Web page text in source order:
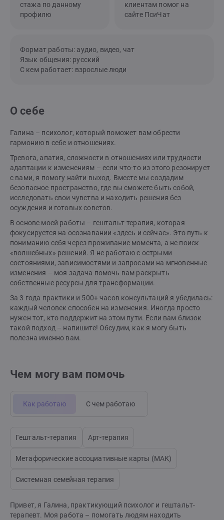
стажа по данному
профилю
клиентам помог на
сайте ПсиЧат
Формат работы: аудио, видео, чат
Язык общения: русский
С кем работает: взрослые люди
О себе
Галина – психолог, который поможет вам обрести
гармонию в себе и отношениях.
Тревога, апатия, сложности в отношениях или трудности
адаптации к изменениям – если что-то из этого резонирует
с вами, я помогу найти выход. Вместе мы создадим
безопасное пространство, где вы сможете быть собой,
исследовать свои чувства и находить решения без
осуждения и готовых советов.
В основе моей работы – гештальт-терапия, которая
фокусируется на осознавании «здесь и сейчас». Это путь к
пониманию себя через проживание момента, а не поиск
«волшебных» решений. Я не работаю с острыми
состояниями, зависимостями и запросами на мгновенные
изменения – моя задача помочь вам раскрыть
собственные ресурсы для трансформации.
За 3 года практики и 500+ часов консультаций я убедилась:
каждый человек способен на изменения. Иногда просто
нужен тот, кто поддержит на этом пути. Если вам близок
такой подход – напишите! Обсудим, как я могу быть
полезна именно вам.
Чем могу вам помочь
Как работаю С чем работаю
Гештальт-терапия Арт-терапия
Метафорические ассоциативные карты (МАК)
Системная семейная терапия
Привет, я Галина, практикующий психолог и гештальт-
терапевт. Моя работа – помогать людям находить